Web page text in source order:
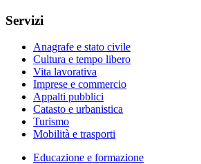
Servizi
Anagrafe e stato civile
Cultura e tempo libero
Vita lavorativa
Imprese e commercio
Appalti pubblici
Catasto e urbanistica
Turismo
Mobilità e trasporti
Educazione e formazione